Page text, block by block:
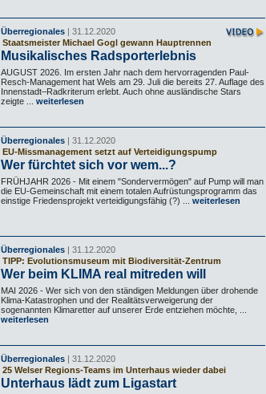
Überregionales | 31.12.2020
Staatsmeister Michael Gogl gewann Hauptrennen
Musikalisches Radsporterlebnis
AUGUST 2026. Im ersten Jahr nach dem hervorragenden Paul-
Resch-Management hat Wels am 29. Juli die bereits 27. Auflage des
Innenstadt–Radkriterum erlebt. Auch ohne ausländische Stars
zeigte ...
weiterlesen
Überregionales | 31.12.2020
EU-Missmanagement setzt auf Verteidigungspump
Wer fürchtet sich vor wem...?
FRÜHJAHR 2026 - Mit einem "Sondervermögen" auf Pump will man
die EU-Gemeinschaft mit einem totalen Aufrüstungsprogramm das
einstige Friedensprojekt verteidigungsfähig (?) ...
weiterlesen
Überregionales | 31.12.2020
TIPP: Evolutionsmuseum mit Biodiversität-Zentrum
Wer beim KLIMA real mitreden will
MAI 2026 - Wer sich von den ständigen Meldungen über drohende
Klima-Katastrophen und der Realitätsverweigerung der
sogenannten Klimaretter auf unserer Erde entziehen möchte, ...
weiterlesen
Überregionales | 31.12.2020
25 Welser Regions-Teams im Unterhaus wieder dabei
Unterhaus lädt zum Ligastart